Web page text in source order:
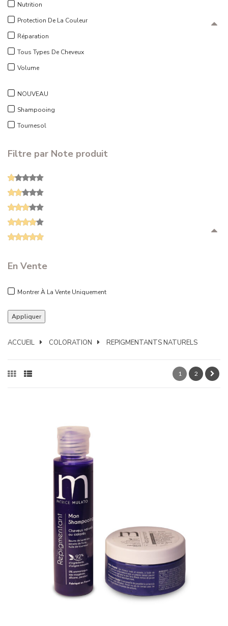
Nutrition
Protection De La Couleur
Réparation
Tous Types De Cheveux
Volume
NOUVEAU
Shampooing
Tournesol
Filtre par Note produit
En Vente
Montrer À La Vente Uniquement
ACCUEIL COLORATION REPIGMENTANTS NATURELS
1 2